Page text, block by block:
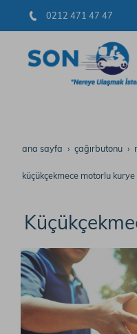
0212 471 47 47
ana sayfa çağırbutonu
küçükçekmece motorlu kurye